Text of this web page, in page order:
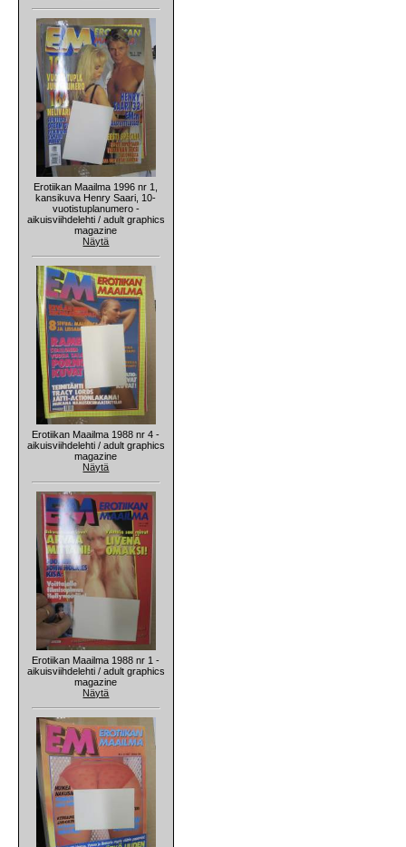
Erotiikan Maailma 1996 nr 1,
kansikuva Henry Saari, 10-
vuotistuplanumero -
aikuisviihdelehti / adult graphics
magazine
Näytä
Erotiikan Maailma 1988 nr 4 -
aikuisviihdelehti / adult graphics
magazine
Näytä
Erotiikan Maailma 1988 nr 1 -
aikuisviihdelehti / adult graphics
magazine
Näytä